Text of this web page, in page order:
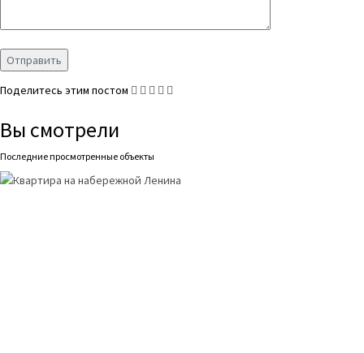
Поделитесь этим постом
Вы смотрели
Последние просмотренные объекты